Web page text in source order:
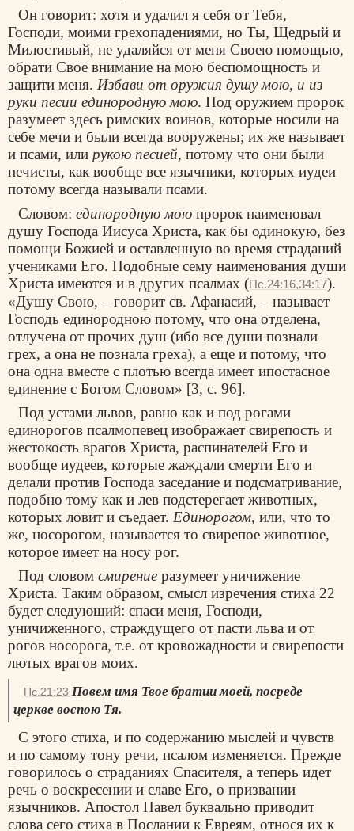
Он говорит: хотя и удалил я себя от Тебя,
Господи, моими грехопадениями, но Ты, Щедрый и
Милостивый, не удаляйся от меня Своею помощью,
обрати Свое внимание на мою беспомощность и
защити меня. Избави от оружия душу мою, и из
руки песии единородную мою. Под оружием пророк
разумеет здесь римских воинов, которые носили на
себе мечи и были всегда вооружены; их же называет
и псами, или рукою песией, потому что они были
нечисты, как вообще все язычники, которых иудеи
потому всегда называли псами.
Словом:единородную мою пророк наименовал
душу Господа Иисуса Христа, как бы одинокую, без
помощи Божией и оставленную во время страданий
учениками Его. Подобные сему наименования души
Христа имеются и в других псалмах (Пс.24:16,34:17).
«Душу Свою, – говорит св. Афанасий, – называет
Господь единородною потому, что она отделена,
отлучена от прочих душ (ибо все души познали
грех, а она не познала греха), а еще и потому, что
она одна вместе с плотью всегда имеет ипостасное
единение с Богом Словом» [3, с. 96].
Под устами львов, равно как и под рогами
единорогов псалмопевец изображает свирепость и
жестокость врагов Христа, распинателей Его и
вообще иудеев, которые жаждали смерти Его и
делали против Господа заседание и подсматривание,
подобно тому как и лев подстерегает животных,
которых ловит и съедает. Единорогом, или, что то
же, носорогом, называется то свирепое животное,
которое имеет на носу рог.
Под словомсмирение разумеет уничижение
Христа. Таким образом, смысл изречения стиха 22
будет следующий: спаси меня, Господи,
уничиженного, страждущего от пасти льва и от
рогов носорога, т.е. от кровожадности и свирепости
лютых врагов моих.
Пс.21:23 Повем имя Твое братии моей, посреде
церкве воспою Тя.
С этого стиха, и по содержанию мыслей и чувств
и по самому тону речи, псалом изменяется. Прежде
говорилось о страданиях Спасителя, а теперь идет
речь о воскресении и славе Его, о призвании
язычников. Апостол Павел буквально приводит
слова сего стиха в Послании к Евреям, относя их к